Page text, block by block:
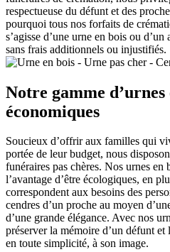
respectueuse du défunt et des
pourquoi tous nos forfaits de
s’agisse d’une urne en bois ou
sans frais additionnels ou injustifiés.
Notre gamme d’urnes
économiques
Soucieux d’offrir aux familles qui
portée de leur budget, nous
funéraires pas chères. Nos urnes
l’avantage d’être écologiques, en
correspondent aux besoins des
cendres d’un proche au moyen
d’une grande élégance. Avec nos
préserver la mémoire d’un défunt
en toute simplicité, à son image.